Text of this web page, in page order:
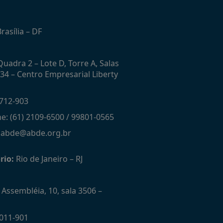
– DF
2 – Lote D, Torre A, Salas
– Centro Empresarial Liberty
903
(61) 2109-6500 / 99801-0565
Rio de Janeiro – RJ
10, sala 3506 –
901